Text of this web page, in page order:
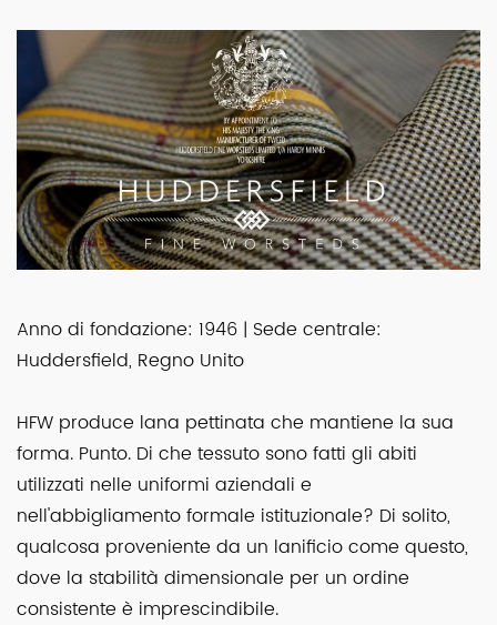
Anno di fondazione: 1946 | Sede centrale:
Huddersfield, Regno Unito
HFW produce lana pettinata che mantiene la sua
forma. Punto. Di che tessuto sono fatti gli abiti
utilizzati nelle uniformi aziendali e
nell'abbigliamento formale istituzionale? Di solito,
qualcosa proveniente da un lanificio come questo,
dove la stabilità dimensionale per un ordine
consistente è imprescindibile.